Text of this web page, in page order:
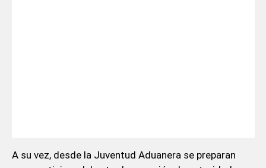
A su vez, desde la Juventud Aduanera se preparan